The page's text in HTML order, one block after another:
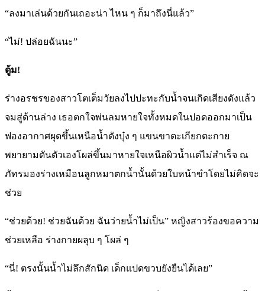
“ลงมาเล่นด้วยกันเถอะน่า ไหน ๆ ก็มาถึงนี่แล้ว”
“ไม่! ปล่อยฉันนะ”
ตู้ม!
ร่างอรชรของสาวโตเต็มวัยลงไปปะทะกับน้ำจนเกิดเสียงดังแล้ว
จมสู่ด้านล่าง เธอตกใจพ่นลมหายใจทั้งหมดในปอดออกมาเป็น
ฟองอากาศผุดขึ้นเหนือน้ำดังบุ๋ง ๆ แขนขาตะเกียกตะกาย
พยายามดันตัวเองโผล่ขึ้นมาหายใจเหนือผิวน้ำแต่ไม่สำเร็จ ณ
ภัทรมองร่างเหมือนลูกหมาตกน้ำนั้นด้วยใบหน้าขำโดยไม่คิดจะ
ช่วย
“ช่วยด้วย! ช่วยฉันด้วย ฉันว่ายน้ำไม่เป็น” หญิงสาวร้องขอความ
ช่วยเหลือ ร่างกายผลุบ ๆ โผล่ ๆ
“นี่! ตรงนั้นน้ำไม่ลึกสักนิด เด็กแปดขวบยังยืนได้เลย”